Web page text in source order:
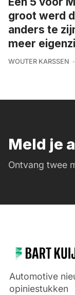
groot werd
anders te
meer
WOUTER KARSSEN
Meld je
Ontvang twee
Automotive
opiniestukken